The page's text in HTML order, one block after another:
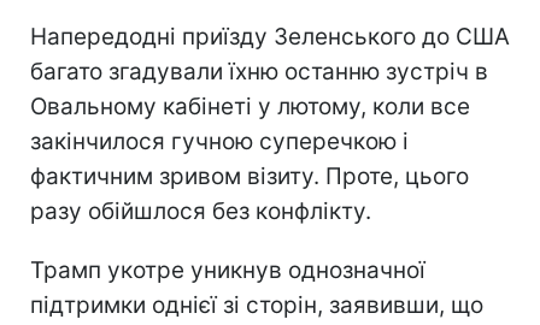
Напередодні приїзду Зеленського до США
багато згадували їхню останню зустріч в
Овальному кабінеті у лютому, коли все
закінчилося гучною суперечкою і
фактичним зривом візиту. Проте, цього
разу обійшлося без конфлікту.
Трамп укотре уникнув однозначної
підтримки однієї зі сторін, заявивши, що